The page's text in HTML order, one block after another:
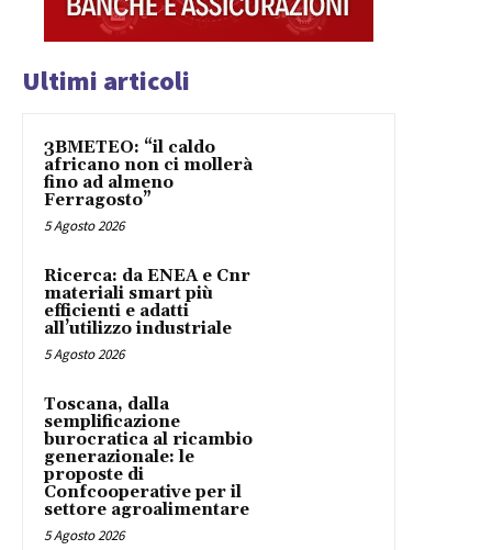
Ultimi articoli
3BMETEO: “il caldo
africano non ci mollerà
fino ad almeno
Ferragosto”
5 Agosto 2026
Ricerca: da ENEA e Cnr
materiali smart più
efficienti e adatti
all’utilizzo industriale
5 Agosto 2026
Toscana, dalla
semplificazione
burocratica al ricambio
generazionale: le
proposte di
Confcooperative per il
settore agroalimentare
5 Agosto 2026